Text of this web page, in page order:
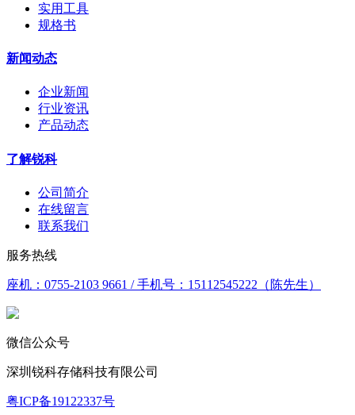
实用工具
规格书
新闻动态
企业新闻
行业资讯
产品动态
了解锐科
公司简介
在线留言
联系我们
服务热线
座机：0755-2103 9661 / 手机号：15112545222（陈先生）
微信公众号
深圳锐科存储科技有限公司
粤ICP备19122337号